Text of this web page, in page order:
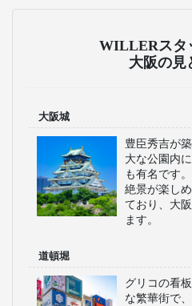
WILLERスタ
大阪の見
大阪城
豊臣秀吉が
大な公園内
も有名です
絶景が楽し
ており、大
ます。
道頓堀
グリコの看
な繁華街で